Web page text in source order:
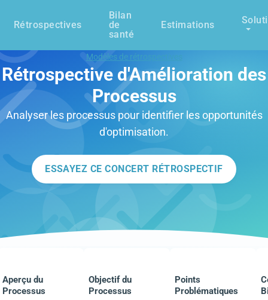
Rétrospectives
Bilan
de
santé
Estimations
Modèles de rétrospectives
Rétrospective d'Amélioration des
Processus
Analyser les processus pour identifier les opportunités
d'optimisation.
ESSAYEZ CE CONCERT RÉTROSPECTIF
Aperçu du
Processus
Objectif du
Processus
Points
Problématiques